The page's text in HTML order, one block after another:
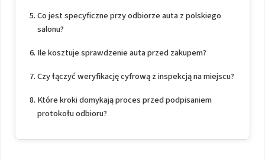
Co jest specyficzne przy odbiorze auta z polskiego
salonu?
Ile kosztuje sprawdzenie auta przed zakupem?
Czy łączyć weryfikację cyfrową z inspekcją na miejscu?
Które kroki domykają proces przed podpisaniem
protokołu odbioru?